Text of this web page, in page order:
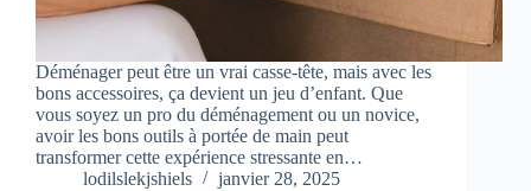
Déménager peut être un vrai casse-tête, mais avec les
bons accessoires, ça devient un jeu d’enfant. Que
vous soyez un pro du déménagement ou un novice,
avoir les bons outils à portée de main peut
transformer cette expérience stressante en…
lodilslekjshiels
janvier 28, 2025